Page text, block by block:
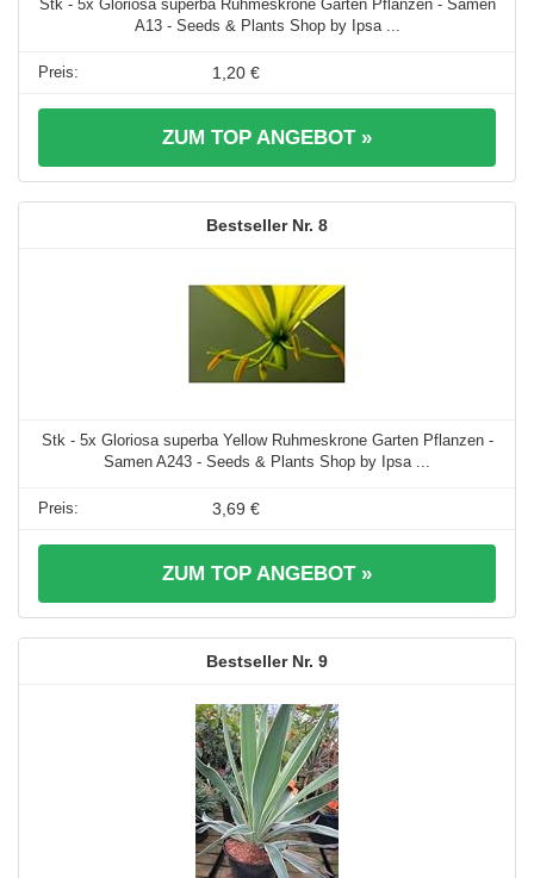
Stk - 5x Gloriosa superba Ruhmeskrone Garten Pflanzen - Samen
A13 - Seeds & Plants Shop by Ipsa ...
1,20 €
ZUM TOP ANGEBOT »
8
Stk - 5x Gloriosa superba Yellow Ruhmeskrone Garten Pflanzen -
Samen A243 - Seeds & Plants Shop by Ipsa ...
3,69 €
ZUM TOP ANGEBOT »
9